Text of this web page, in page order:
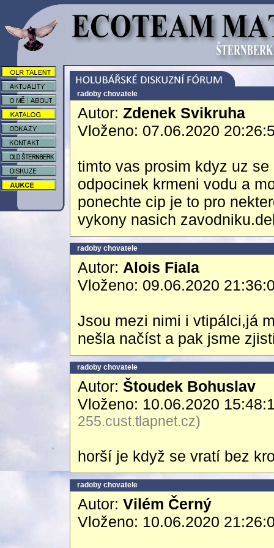
radoby chovatele
Autor: Zdenek Svikruha
Vloženo: 07.06.2020
timto vas prosim kdyz uz
odpocinek krmeni vodu a
ponechte cip je to pro
vykony nasich
radoby chovatele
Autor: Alois Fiala
Vloženo: 09.06.2020
Jsou mezi nimi i vtipálci,já
nešla načíst a pak jsme
radoby chovatele
Autor: Štoudek Bohuslav
Vloženo: 10.06.2020
255.cust.tlapnet.cz)
horší je když se vratí bez
radoby chovatele
Autor: Vilém Černý
Vloženo: 10.06.2020